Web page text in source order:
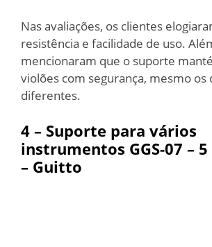
Nas avaliações, os clientes
resistência e facilidade de uso.
mencionaram que o suporte
violões com segurança, mesmo
diferentes.
4 – Suporte para vários
instrumentos GGS-07 –
– Guitto